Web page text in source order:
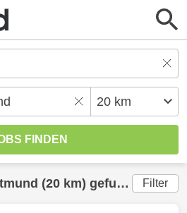
(20 km) gefunden Filter